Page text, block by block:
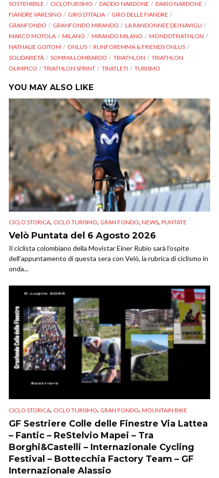
SOSTENIBILE
CICLOTURISMO DADDO NARDONE
DARIO NARDONE
FIANDRE VARESINO
GIRO D'ITALIA
GIRO DELLE FIANDRE
GRANFONDO
GRANFONDO MIRANDO
LA RANDONNEE DEI NAVIGLI
MARCO MOTOLA
MILANO MIRANDO MILANO
MONDOTRIATHLON
NATHALIE GOITOM
ONLUS
RUNFOREMMA & FRIENDS ONLUS
SOLIDARIETÀ
SOMMA LOMBARDO TRIATHLON
TRIATHLON
OLIMPICO
TRIATHLON SPRINT TRIATLETI TURISMO
YOU MAY ALSO LIKE
CICLO STORICA, CICLO TURISMO, GRAN FONDO, NEWS, PUNTATE
Velò Puntata del 6 Agosto 2026
Il ciclista colombiano della Movistar Einer Rubio sarà l’ospite
dell’appuntamento di questa sera con Velò, la rubrica di ciclismo in
onda...
CICLO STORICA, CICLO TURISMO, GRAN FONDO, MOUNTAIN BIKE
GF Sestriere Colle delle Finestre Via Lattea
– Fantic – ReStelvio Mapei – Tra
Borghi&Castelli – Internazionale Cycling
Festival – Bottecchia Factory Team – GF
Internazionale Alassio